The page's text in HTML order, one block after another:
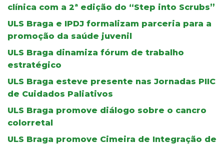
clínica com a 2ª edição do “Step into Scrubs”
ULS Braga e IPDJ formalizam parceria para a
promoção da saúde juvenil
ULS Braga dinamiza fórum de trabalho
estratégico
ULS Braga esteve presente nas Jornadas PIIC
de Cuidados Paliativos
ULS Braga promove diálogo sobre o cancro
colorretal
ULS Braga promove Cimeira de Integração de